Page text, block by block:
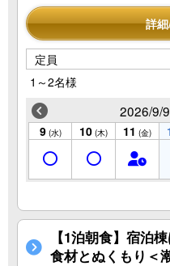
詳
定員
1～2名様
2026/9/
9 (水) 10 (木) 11 (金)
【1泊朝食】宿泊
食材とぬくもり＜